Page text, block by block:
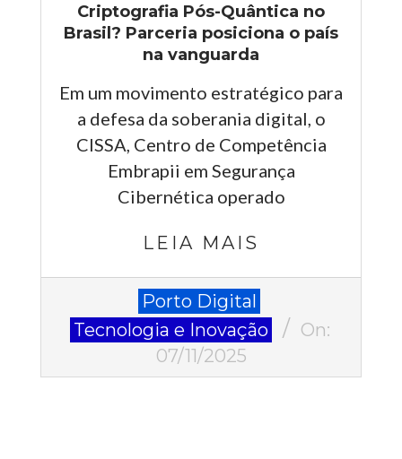
Criptografia Pós-Quântica no
Brasil? Parceria posiciona o país
na vanguarda
Em um movimento estratégico para
a defesa da soberania digital, o
CISSA, Centro de Competência
Embrapii em Segurança
Cibernética operado
LEIA MAIS
Porto Digital
Tecnologia e Inovação
On:
07/11/2025